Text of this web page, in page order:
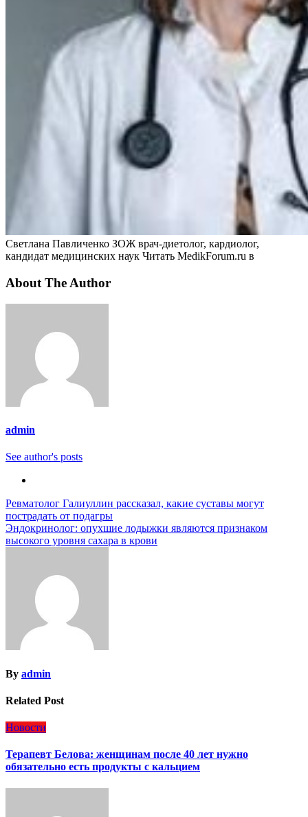
Светлана Павличенко ЗОЖ врач-диетолог, кардиолог,
кандидат медицинских наук Читать MedikForum.ru в
About The Author
admin
See author's posts
Навигация
по
записям
Ревматолог Галиуллин рассказал, какие суставы могут
пострадать от подагры
Эндокринолог: опухшие лодыжки являются признаком
высокого уровня сахара в крови
By admin
Related Post
Новости
Терапевт Белова: женщинам после 40 лет нужно
обязательно есть продукты с кальцием